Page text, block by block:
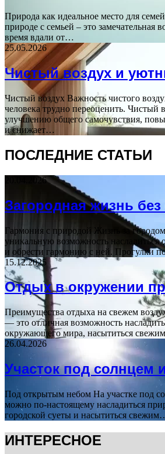
Природа как идеальное место для
природе с семьей – это замечательная
время вдали от…
25.05.2026
Чистый воздух и
Чистый воздух Важность чистого
человека трудно переоценить. Чистый
улучшению общего самочувствия,
и снижает…
ПОСЛЕДНИЕ СТАТЬИ
20.04.2026
Загородная жизнь без
Гармония с природой Жизнь за
уникальную возможность
и обрести гармонию с ней. Прогулки
15.12.2025
Отдых в окружении
Преимущества отдыха на свежем
— это отличная возможность
окружающего мира, насытиться
26.04.2026
Участок под солнцем
Под открытым небом На участке под
можно по-настоящему насладиться
городской суеты и насытиться
ИНТЕРЕСНОЕ